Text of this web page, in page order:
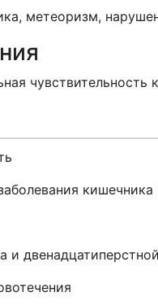
метеоризм,
и